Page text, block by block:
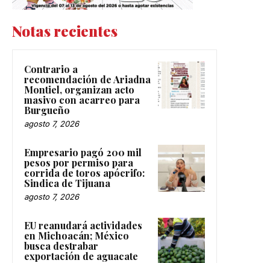
Notas recientes
Contrario a
recomendación de Ariadna
Montiel, organizan acto
masivo con acarreo para
Burgueño
agosto 7, 2026
Empresario pagó 200 mil
pesos por permiso para
corrida de toros apócrifo:
Sindica de Tijuana
agosto 7, 2026
EU reanudará actividades
en Michoacán; México
busca destrabar
exportación de aguacate